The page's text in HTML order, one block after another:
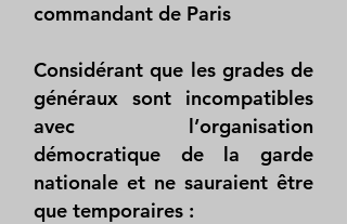
commandant de Paris
Considérant que les grades de
généraux sont incompatibles
avec l’organisation
démocratique de la garde
nationale et ne sauraient être
que temporaires :